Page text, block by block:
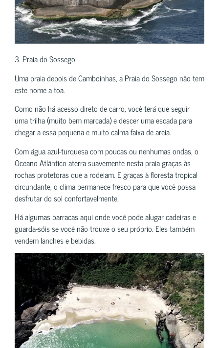
3. Praia do Sossego
Uma praia depois de Camboinhas, a Praia do Sossego não tem
este nome a toa.
Como não há acesso direto de carro, você terá que seguir
uma trilha (muito bem marcada) e descer uma escada para
chegar a essa pequena e muito calma faixa de areia.
Com água azul-turquesa com poucas ou nenhumas ondas, o
Oceano Atlântico aterra suavemente nesta praia graças às
rochas protetoras que a rodeiam. E graças à floresta tropical
circundante, o clima permanece fresco para que você possa
desfrutar do sol confortavelmente.
Há algumas barracas aqui onde você pode alugar cadeiras e
guarda-sóis se você não trouxe o seu próprio. Eles também
vendem lanches e bebidas.